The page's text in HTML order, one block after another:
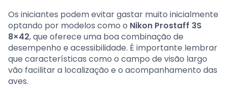
Os iniciantes podem evitar gastar muito inicialmente
optando por modelos como o Nikon Prostaff 3S
8×42, que oferece uma boa combinação de
desempenho e acessibilidade. É importante lembrar
que características como o campo de visão largo
vão facilitar a localização e o acompanhamento das
aves.